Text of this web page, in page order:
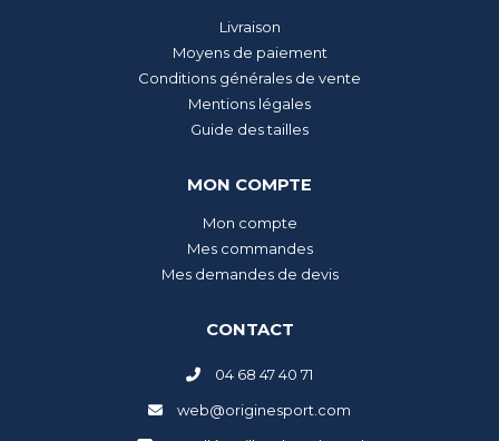
Livraison
Moyens de paiement
Conditions générales de vente
Mentions légales
Guide des tailles
MON COMPTE
Mon compte
Mes commandes
Mes demandes de devis
CONTACT
04 68 47 40 71
web@originesport.com